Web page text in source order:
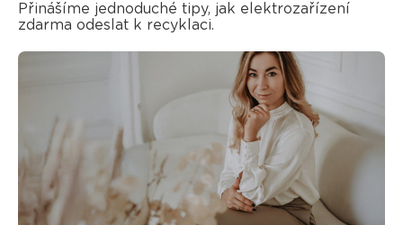
Přinášíme jednoduché tipy, jak elektrozařízení
zdarma odeslat k recyklaci.